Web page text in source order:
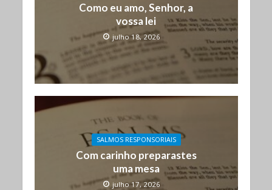
Como eu amo, Senhor, a
vossa lei
julho 18, 2026
SALMOS RESPONSORIAIS
Com carinho preparastes
uma mesa
julho 17, 2026